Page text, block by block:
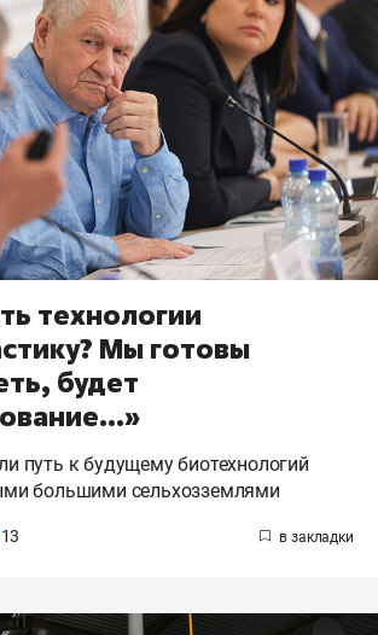
технологии
Мы готовы
будет
путь к будущему биотехнологий
большими сельхозземлями
13